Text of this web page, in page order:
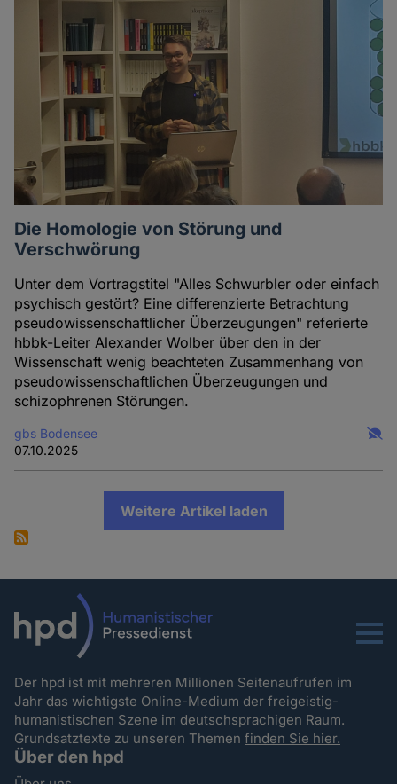
Die Homologie von Störung und
Verschwörung
Unter dem Vortragstitel "Alles Schwurbler oder einfach
psychisch gestört? Eine differenzierte Betrachtung
pseudowissenschaftlicher Überzeugungen" referierte
hbbk-Leiter Alexander Wolber über den in der
Wissenschaft wenig beachteten Zusammenhang von
pseudowissenschaftlichen Überzeugungen und
schizophrenen Störungen.
gbs Bodensee
07.10.2025
Weitere Artikel laden
Menu
Der hpd ist mit mehreren Millionen Seitenaufrufen im
Jahr das wichtigste Online-Medium der freigeistig-
humanistischen Szene im deutschsprachigen Raum.
Grundsatztexte zu unseren Themenfinden Sie hier.
Über den hpd